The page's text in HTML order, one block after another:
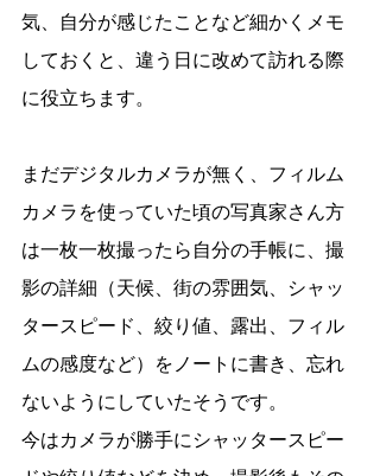
気、自分が感じたことなど細かくメモ
しておくと、違う日に改めて訪れる際
に役立ちます。
まだデジタルカメラが無く、フィルム
カメラを使っていた頃の写真家さん方
は一枚一枚撮ったら自分の手帳に、撮
影の詳細（天候、街の雰囲気、シャッ
タースピード、絞り値、露出、フィル
ムの感度など）をノートに書き、忘れ
ないようにしていたそうです。
今はカメラが勝手にシャッタースピー